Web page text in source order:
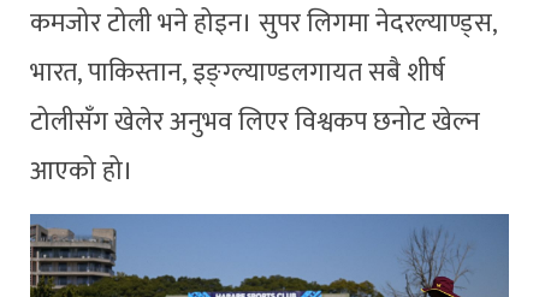
कमजोर टोली भने होइन। सुपर लिगमा नेदरल्याण्ड्स,
भारत, पाकिस्तान, इङ्ग्ल्याण्डलगायत सबै शीर्ष
टोलीसँग खेलेर अनुभव लिएर विश्वकप छनोट खेल्न
आएको हो।